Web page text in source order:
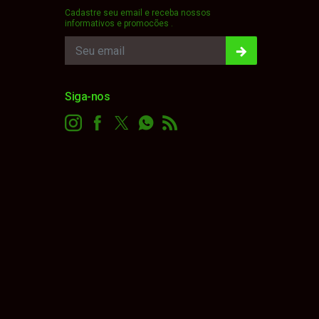
Cadastre seu email e receba nossos
informativos e promocões .
Siga-nos